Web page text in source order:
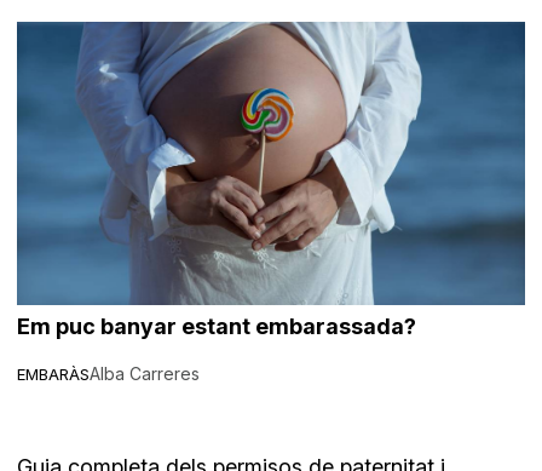
EMBARÀS
Em puc banyar estant embarassada?
Alba Carreres